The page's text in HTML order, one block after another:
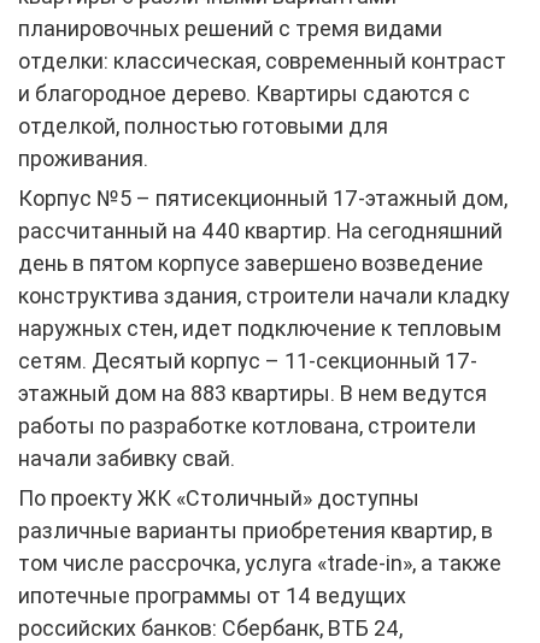
планировочных решений с тремя видами
отделки: классическая, современный контраст
и благородное дерево. Квартиры сдаются с
отделкой, полностью готовыми для
проживания.
Корпус №5 – пятисекционный 17-этажный дом,
рассчитанный на 440 квартир. На сегодняшний
день в пятом корпусе завершено возведение
конструктива здания, строители начали кладку
наружных стен, идет подключение к тепловым
сетям. Десятый корпус – 11-секционный 17-
этажный дом на 883 квартиры. В нем ведутся
работы по разработке котлована, строители
начали забивку свай.
По проекту ЖК «Столичный» доступны
различные варианты приобретения квартир, в
том числе рассрочка, услуга «trade-in», а также
ипотечные программы от 14 ведущих
российских банков: Сбербанк, ВТБ 24,